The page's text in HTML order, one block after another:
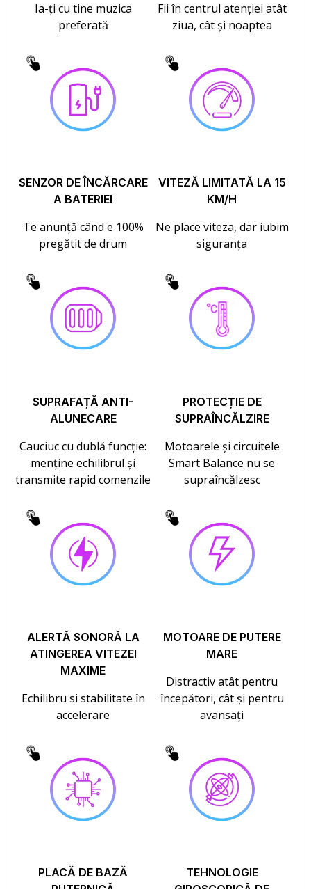
Ia-ți cu tine muzica
preferată
Fii în centrul atenției atât
ziua, cât și noaptea
SENZOR DE ÎNCĂRCARE
A BATERIEI
Te anunță când e 100%
pregătit de drum
VITEZĂ LIMITATĂ LA 15
KM/H
Ne place viteza, dar iubim
siguranța
SUPRAFAȚĂ ANTI-
ALUNECARE
Cauciuc cu dublă funcție:
menține echilibrul și
transmite rapid comenzile
PROTECȚIE DE
SUPRAÎNCĂLZIRE
Motoarele și circuitele
Smart Balance nu se
supraîncălzesc
ALERTĂ SONORĂ LA
ATINGEREA VITEZEI
MAXIME
Echilibru si stabilitate în
accelerare
MOTOARE DE PUTERE
MARE
Distractiv atât pentru
începători, cât și pentru
avansați
PLACĂ DE BAZĂ
TEHNOLOGIE